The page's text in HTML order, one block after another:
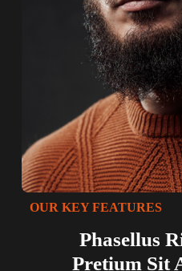
OUR KEY FEATURES
Phasellus
Pretium Sit